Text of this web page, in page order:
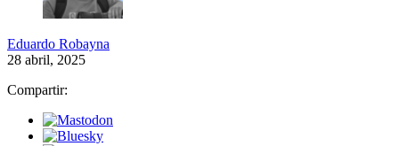
Eduardo Robayna
28 abril, 2025
Compartir: